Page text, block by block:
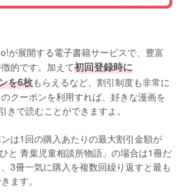
が展開する電子書籍サービスで、豊富
的です。加えて初回登録時に
を6枚もらえるなど、割引制度も非常に
クーポンを利用すれば、好きな漫画を
で読むことができますよ。
は1回の購入あたりの最大割引金額が
と 青葉児童相談所物語」の場合は1冊だ
3冊一気に購入を複数回繰り返すと最も
ます。